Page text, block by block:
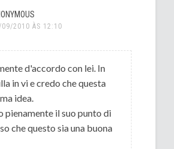
2010 ÀS 12:10
d'accordo con lei. In
in vi e credo che questa
idea.
pienamente il suo punto di
che questo sia una buona